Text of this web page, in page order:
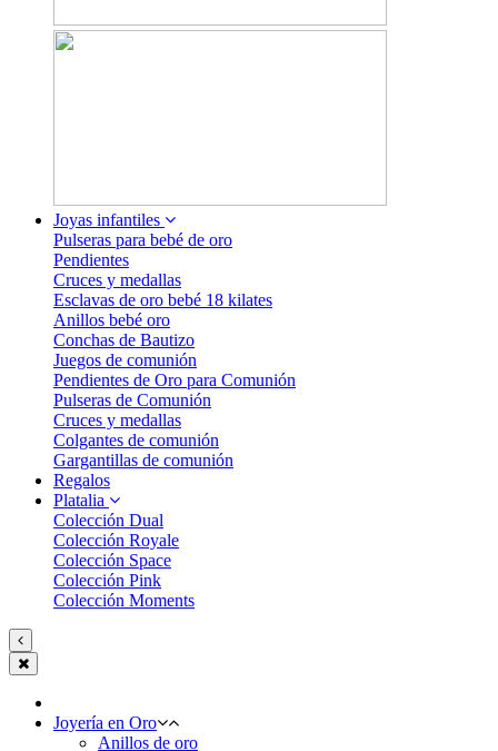
Joyas infantiles
Pulseras para bebé de oro
Pendientes
Cruces y medallas
Esclavas de oro bebé 18 kilates
Anillos bebé oro
Conchas de Bautizo
Juegos de comunión
Pendientes de Oro para Comunión
Pulseras de Comunión
Cruces y medallas
Colgantes de comunión
Gargantillas de comunión
Regalos
Platalia
Colección Dual
Colección Royale
Colección Space
Colección Pink
Colección Moments
Joyería en Oro
Anillos de oro